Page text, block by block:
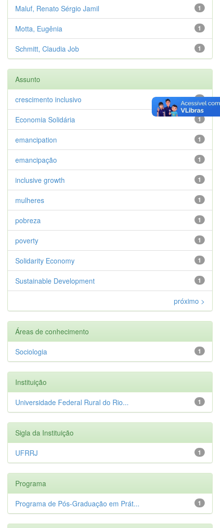
1
Maluf, Renato Sérgio Jamil
1
Motta, Eugênia
1
Schmitt, Claudia Job
Assunto
1
crescimento inclusivo
1
Economia Solidária
1
emancipation
1
emancipação
1
inclusive growth
1
mulheres
1
pobreza
1
poverty
1
Solidarity Economy
1
Sustainable Development
próximo >
Áreas de conhecimento
1
Sociologia
Instituição
1
Universidade Federal Rural do Rio...
Sigla da Instituição
1
UFRRJ
Programa
1
Programa de Pós-Graduação em Prát...